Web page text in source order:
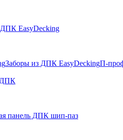
EasyDecking
Заборы из ДПК EasyDeckingП-
ДПК
панель ДПК шип-паз